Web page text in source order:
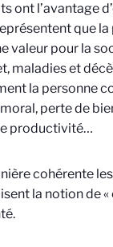
l’avantage
que
valeur pour la
maladies et
la personne
perte de
productivité…
cohérente
la notion de